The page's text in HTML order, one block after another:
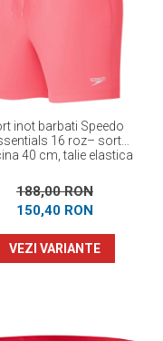
inot barbati Speedo
16 roz– sort
40 cm, talie elastica
188,00 RON
150,40 RON
VEZI VARIANTE